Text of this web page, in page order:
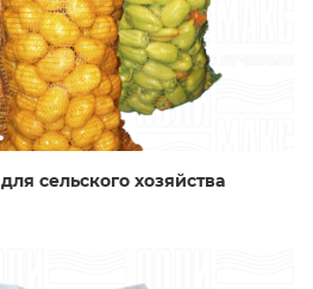
сельского хозяйства